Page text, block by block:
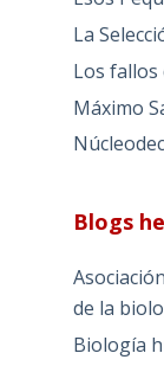
La
Los fallos
Máximo
Blogs
de la
Biología